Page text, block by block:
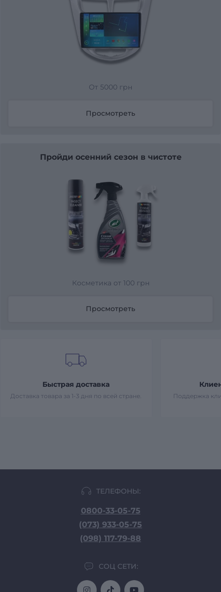
От 5000 грн
Просмотреть
Пройди осенний сезон в чистоте
Косметика от 100 грн
Просмотреть
Быстрая доставка
Доставка товара за 1-3 дня по всей стране. Поддержка
ТЕЛЕФОНЫ:
0800-33-05-75
(073) 933-05-75
(098) 117-79-88
СОЦ СЕТИ: